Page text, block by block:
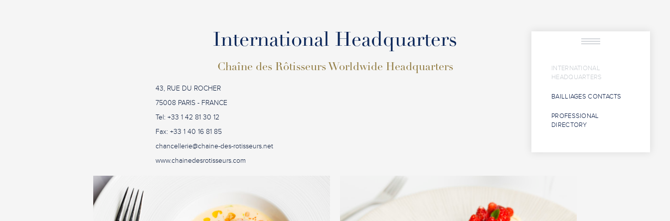
International Headquarters
Chaîne des Rôtisseurs Worldwide Headquarters
43, RUE DU ROCHER
75008 PARIS - FRANCE
Tel: +33 1 42 81 30 12
Fax: +33 1 40 16 81 85
chancellerie@chaine-des-rotisseurs.net
www.chainedesrotisseurs.com
INTERNATIONAL
HEADQUARTERS
BAILLIAGES CONTACTS
PROFESSIONAL
DIRECTORY